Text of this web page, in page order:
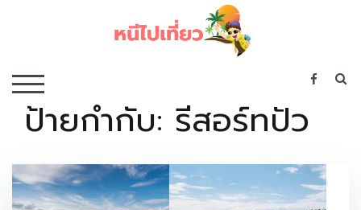
TOGGLE MOBILE MENU
ป้ายกำกับ: รีสอร์ทปัว